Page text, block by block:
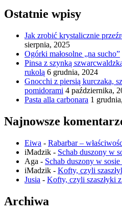
Ostatnie wpisy
Jak zrobić krystalicznie
sierpnia, 2025
Ogórki małosolne „na sucho”
Pinsa z szynką
rukolą 6 grudnia, 2024
Gnocchi z piersią kurczaka,
pomidorami 4 października,
Pasta alla carbonara 1
Najnowsze
Eiwa - Rabarbar –
iMadzik - Schab duszony w
Aga - Schab duszony w sosie
iMadzik - Kofty, czyli
Jusia - Kofty, czyli szaszłyki
Archiwa